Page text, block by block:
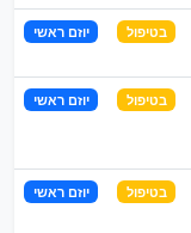
בטיפול יוזם ראשי
בטיפול יוזם ראשי
בטיפול יוזם ראשי